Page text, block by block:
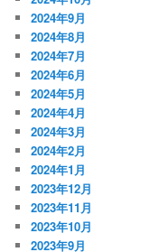
2024年9月
2024年8月
2024年7月
2024年6月
2024年5月
2024年4月
2024年3月
2024年2月
2024年1月
2023年12月
2023年11月
2023年10月
2023年9月